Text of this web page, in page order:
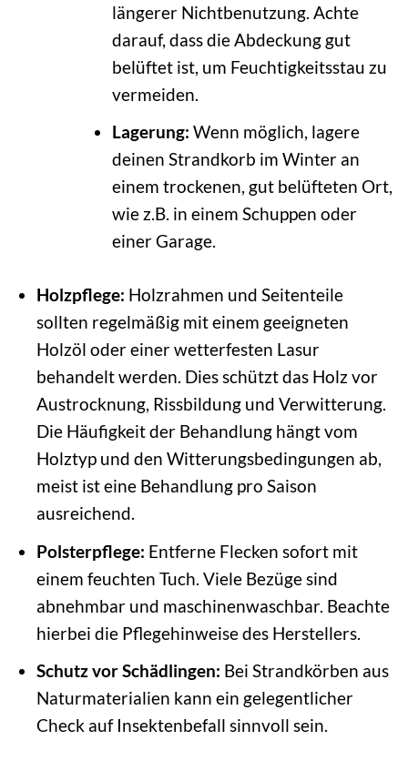
längerer Nichtbenutzung. Achte
darauf, dass die Abdeckung gut
belüftet ist, um Feuchtigkeitsstau zu
vermeiden.
Lagerung: Wenn möglich, lagere
deinen Strandkorb im Winter an
einem trockenen, gut belüfteten Ort,
wie z.B. in einem Schuppen oder
einer Garage.
Holzpflege: Holzrahmen und Seitenteile
sollten regelmäßig mit einem geeigneten
Holzöl oder einer wetterfesten Lasur
behandelt werden. Dies schützt das Holz vor
Austrocknung, Rissbildung und Verwitterung.
Die Häufigkeit der Behandlung hängt vom
Holztyp und den Witterungsbedingungen ab,
meist ist eine Behandlung pro Saison
ausreichend.
Polsterpflege: Entferne Flecken sofort mit
einem feuchten Tuch. Viele Bezüge sind
abnehmbar und maschinenwaschbar. Beachte
hierbei die Pflegehinweise des Herstellers.
Schutz vor Schädlingen: Bei Strandkörben aus
Naturmaterialien kann ein gelegentlicher
Check auf Insektenbefall sinnvoll sein.